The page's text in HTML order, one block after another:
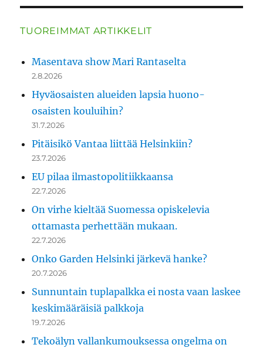
TUOREIMMAT ARTIKKELIT
Masentava show Mari Rantaselta
2.8.2026
Hyväosaisten alueiden lapsia huono-
osaisten kouluihin?
31.7.2026
Pitäisikö Vantaa liittää Helsinkiin?
23.7.2026
EU pilaa ilmastopolitiikkaansa
22.7.2026
On virhe kieltää Suomessa opiskelevia
ottamasta perhettään mukaan.
22.7.2026
Onko Garden Helsinki järkevä hanke?
20.7.2026
Sunnuntain tuplapalkka ei nosta vaan laskee
keskimääräisiä palkkoja
19.7.2026
Tekoälyn vallankumouksessa ongelma on